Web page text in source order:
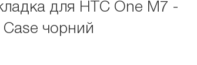
для HTC One M7 -
Case чорний